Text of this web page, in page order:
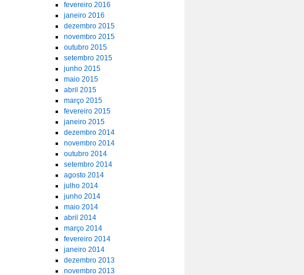
fevereiro 2016
janeiro 2016
dezembro 2015
novembro 2015
outubro 2015
setembro 2015
junho 2015
maio 2015
abril 2015
março 2015
fevereiro 2015
janeiro 2015
dezembro 2014
novembro 2014
outubro 2014
setembro 2014
agosto 2014
julho 2014
junho 2014
maio 2014
abril 2014
março 2014
fevereiro 2014
janeiro 2014
dezembro 2013
novembro 2013